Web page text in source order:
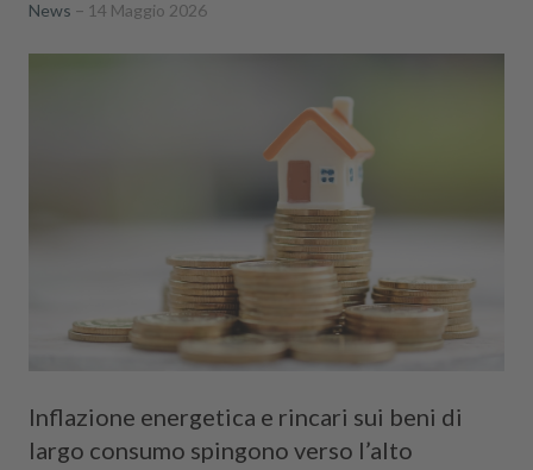
News 14 Maggio 2026
Inflazione energetica e rincari sui beni di
largo consumo spingono verso l’alto